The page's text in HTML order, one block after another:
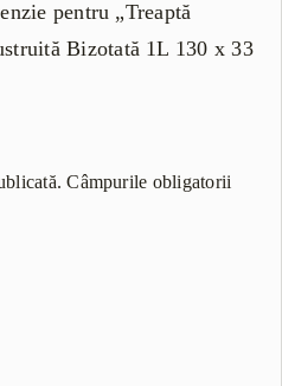
pentru „Treaptă
Bizotată 1L 130 x 33
Câmpurile obligatorii